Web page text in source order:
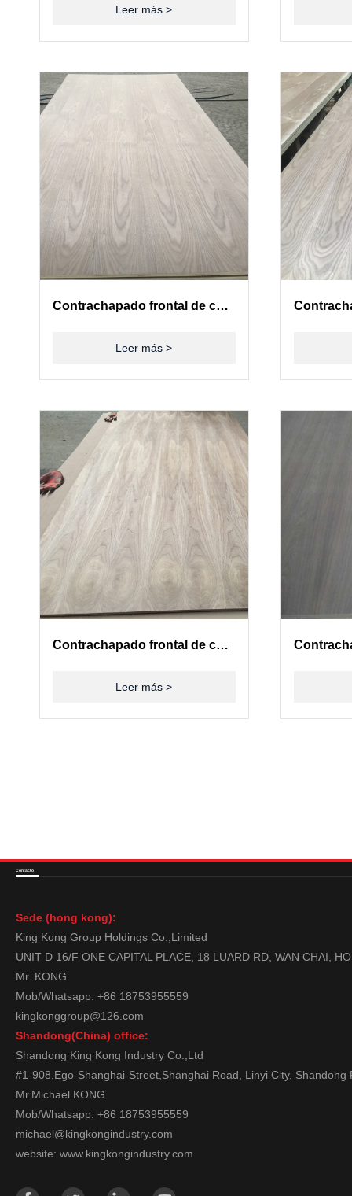
Leer más >
Contrachapado frontal de chapa de madera de nogal americano
Leer más >
Contrachapado frontal de chapa de madera de nogal americano
Leer más >
Contacto
Sede (hong kong):
King Kong Group Holdings Co.,Limited
UNIT D 16/F ONE CAPITAL PLACE, 18 LUARD RD, WAN CHAI,
Mr. KONG
Mob/Whatsapp: +86 18753955559
kingkonggroup@126.com
Shandong(China) office:
Shandong King Kong Industry Co.,Ltd
#1-908,Ego-Shanghai-Street,Shanghai Road, Linyi City, Shandong
Mr.Michael KONG
Mob/Whatsapp: +86 18753955559
michael@kingkongindustry.com
website: www.kingkongindustry.com